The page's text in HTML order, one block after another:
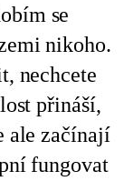
se
nikoho.
nechcete
přináší,
ale začínají
fungovat